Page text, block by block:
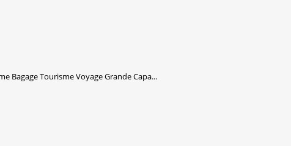
Bagage Tourisme Voyage Grande Capa...